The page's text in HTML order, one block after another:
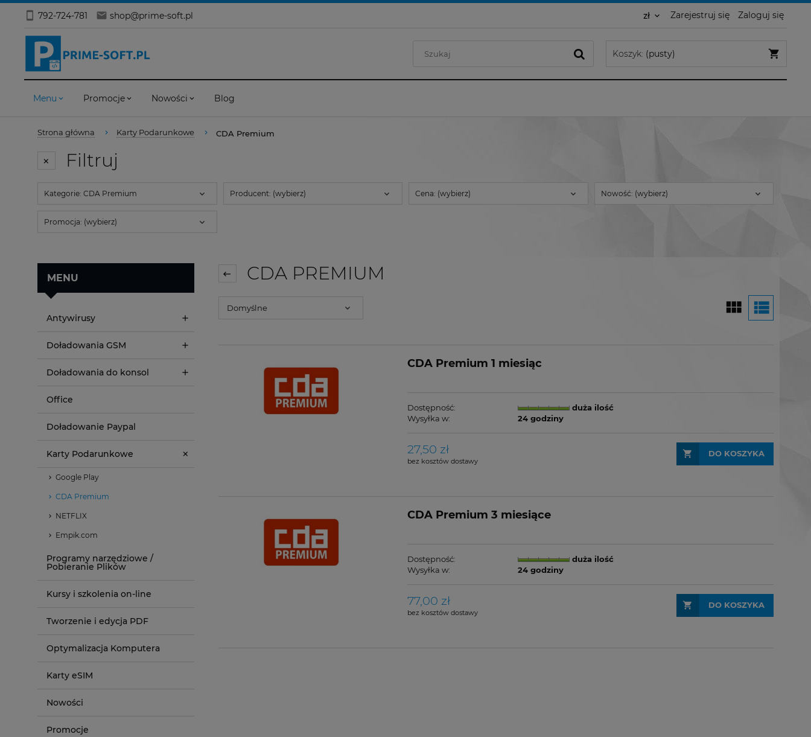
792-724-781 shop@prime-soft.pl Zarejestruj się Zaloguj się
Koszyk: (pusty)
Menu Promocje Nowości Blog
Strona główna Karty Podarunkowe CDA Premium
Filtruj
Kategorie: CDA Premium Producent: (wybierz) Cena: (wybierz) Nowość: (wybierz)
Promocja: (wybierz)
MENU
Antywirusy
Doładowania GSM
Doładowania do konsol
Office
Doładowanie Paypal
Karty Podarunkowe
Google Play
CDA Premium
NETFLIX
Empik.com
Programy narzędziowe /
Pobieranie Plików
Kursy i szkolenia on-line
Tworzenie i edycja PDF
Optymalizacja Komputera
Karty eSIM
Nowości
Promocje
CDA PREMIUM
CDA Premium 1 miesiąc
Dostępność:
duża ilość
Wysyłka w:
24 godziny
27,50 zł
bez kosztów dostawy
DO KOSZYKA
CDA Premium 3 miesiące
Dostępność:
duża ilość
Wysyłka w:
24 godziny
77,00 zł
bez kosztów dostawy
DO KOSZYKA